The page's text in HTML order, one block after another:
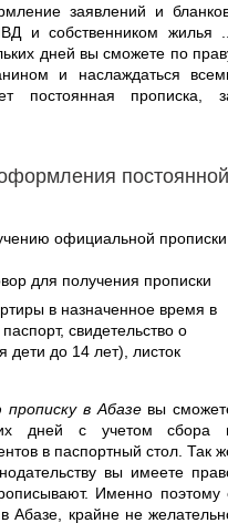
заявлений и
и собственником жилья
дней вы сможете по
и наслаждаться
постоянная прописка,
постоянной
официальной
для получения прописки
в назначенное время в
свидетельство о
дети до 14 лет), листок
в Абазевы
дней с учетом сбора
в паспортный стол. Так
вы имеете
Именно поэтому
Абазе, крайне не